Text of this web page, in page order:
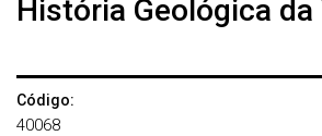
História Geológica
Código:
40068